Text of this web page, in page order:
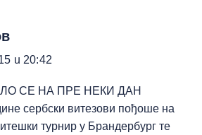
u 20:42
СЕ НА ПРЕ НЕКИ ДАН
сербски витезови пођоше на
турнир у Брандербург те